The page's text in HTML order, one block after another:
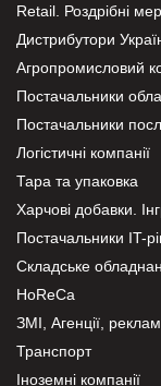
Retail. Роздрібні
Дистрибутори
Агропромисловий
Постачальники
Постачальники
Логістичні компанії
Тара та упаковка
Харчові добавки.
Постачальники IT-
Складське
HoReCa
ЗМІ, Агенції,
Транспорт
Іноземні компанії